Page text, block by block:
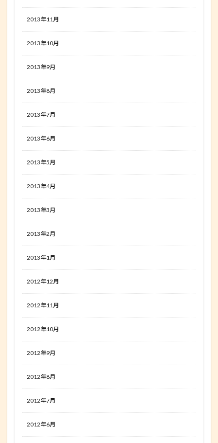
2013年11月
2013年10月
2013年9月
2013年8月
2013年7月
2013年6月
2013年5月
2013年4月
2013年3月
2013年2月
2013年1月
2012年12月
2012年11月
2012年10月
2012年9月
2012年8月
2012年7月
2012年6月